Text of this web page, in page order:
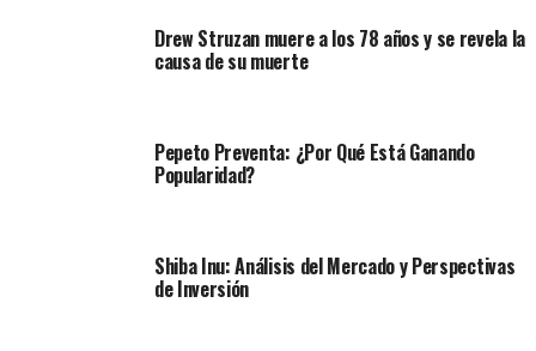
Drew Struzan muere a los 78 años y se revela la
causa de su muerte
Pepeto Preventa: ¿Por Qué Está Ganando
Popularidad?
Shiba Inu: Análisis del Mercado y Perspectivas
de Inversión